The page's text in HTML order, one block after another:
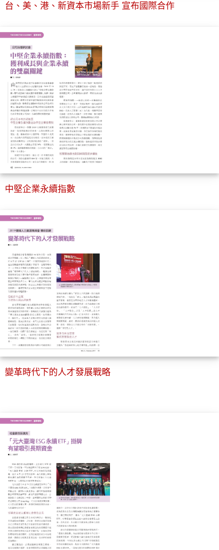
台、美、港、新資本市場新手 宣布國際合作
中堅企業永續指數
變革時代下的人才發展戰略